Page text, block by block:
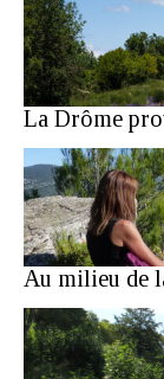
La Drôme
Au milieu de